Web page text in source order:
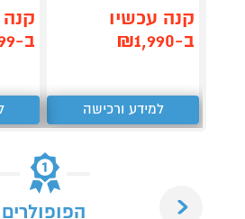
קנה עכשיו
ב-₪1,990
למידע ורכישה
ב-₪1,199
הפופולרים